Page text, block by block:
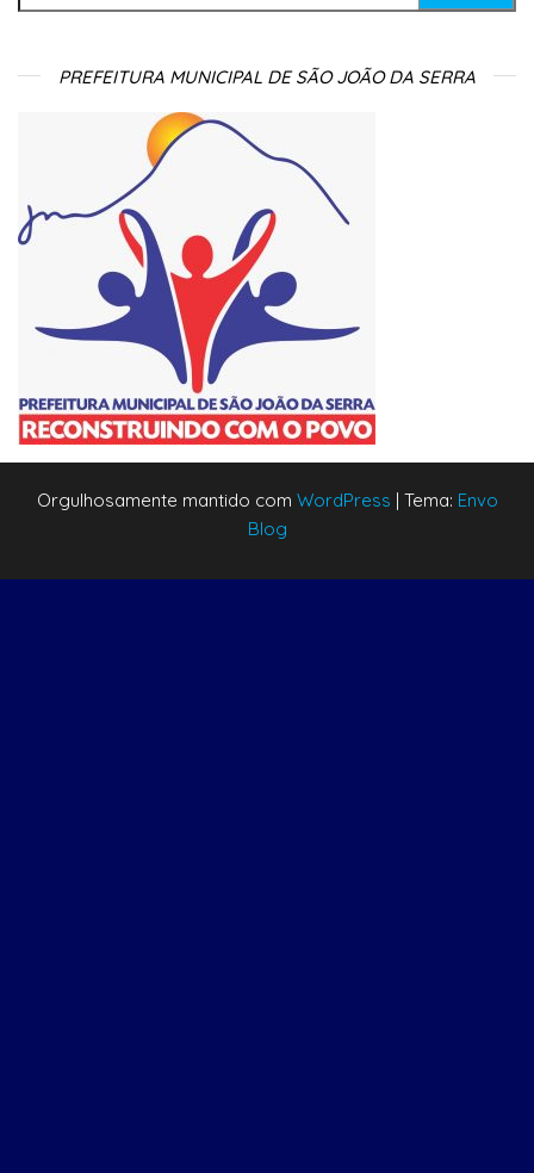
PREFEITURA MUNICIPAL DE SÃO JOÃO DA SERRA
Orgulhosamente mantido com WordPress | Tema: Envo
Blog